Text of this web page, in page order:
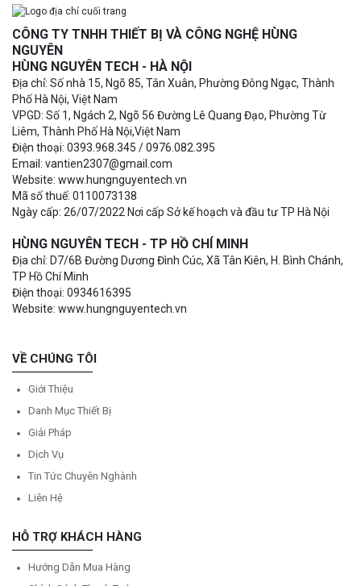
CÔNG TY TNHH THIẾT BỊ VÀ CÔNG NGHỆ HÙNG
NGUYÊN
HÙNG NGUYÊN TECH - HÀ NỘI
Địa chỉ: Số nhà 15, Ngõ 85, Tân Xuân, Phường Đông Ngạc, Thành
Phố Hà Nội, Việt Nam
VPGD: Số 1, Ngách 2, Ngõ 56 Đường Lê Quang Đạo, Phường Từ
Liêm, Thành Phố Hà Nội,Việt Nam
Điện thoại: 0393.968.345 / 0976.082.395
Email: vantien2307@gmail.com
Website: www.hungnguyentech.vn
Mã số thuế: 0110073138
Ngày cấp: 26/07/2022 Nơi cấp Sở kế hoạch và đầu tư TP Hà Nội
HÙNG NGUYÊN TECH - TP HỒ CHÍ MINH
Địa chỉ: D7/6B Đường Dương Đình Cúc, Xã Tân Kiên, H. Bình Chánh,
TP Hồ Chí Minh
Điện thoại: 0934616395
Website: www.hungnguyentech.vn
VỀ CHÚNG TÔI
Giới Thiệu
Danh Mục Thiết Bị
Giải Pháp
Dịch Vụ
Tin Tức Chuyên Nghành
Liên Hệ
HỖ TRỢ KHÁCH HÀNG
Hướng Dẫn Mua Hàng